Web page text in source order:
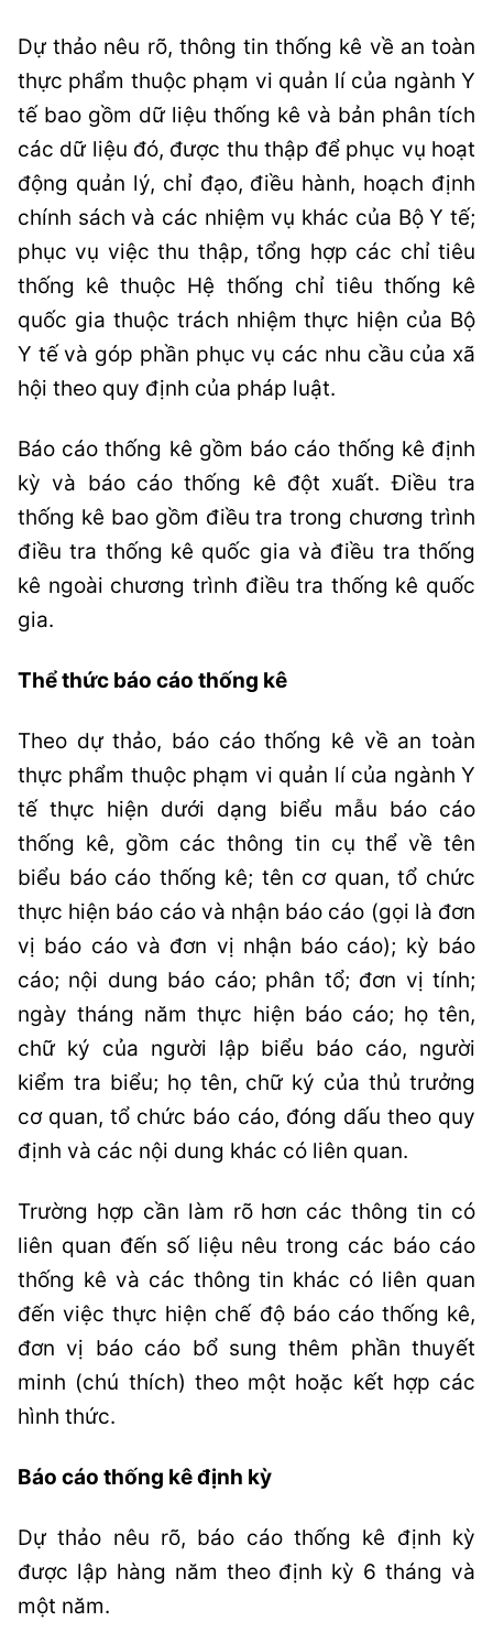
Dự thảo nêu rõ, thông tin thống kê về an toàn
thực phẩm thuộc phạm vi quản lí của ngành Y
tế bao gồm dữ liệu thống kê và bản phân tích
các dữ liệu đó, được thu thập để phục vụ hoạt
động quản lý, chỉ đạo, điều hành, hoạch định
chính sách và các nhiệm vụ khác của Bộ Y tế;
phục vụ việc thu thập, tổng hợp các chỉ tiêu
thống kê thuộc Hệ thống chỉ tiêu thống kê
quốc gia thuộc trách nhiệm thực hiện của Bộ
Y tế và góp phần phục vụ các nhu cầu của xã
hội theo quy định của pháp luật.
Báo cáo thống kê gồm báo cáo thống kê định
kỳ và báo cáo thống kê đột xuất. Điều tra
thống kê bao gồm điều tra trong chương trình
điều tra thống kê quốc gia và điều tra thống
kê ngoài chương trình điều tra thống kê quốc
gia.
Thể thức báo cáo thống kê
Theo dự thảo, báo cáo thống kê về an toàn
thực phẩm thuộc phạm vi quản lí của ngành Y
tế thực hiện dưới dạng biểu mẫu báo cáo
thống kê, gồm các thông tin cụ thể về tên
biểu báo cáo thống kê; tên cơ quan, tổ chức
thực hiện báo cáo và nhận báo cáo (gọi là đơn
vị báo cáo và đơn vị nhận báo cáo); kỳ báo
cáo; nội dung báo cáo; phân tổ; đơn vị tính;
ngày tháng năm thực hiện báo cáo; họ tên,
chữ ký của người lập biểu báo cáo, người
kiểm tra biểu; họ tên, chữ ký của thủ trưởng
cơ quan, tổ chức báo cáo, đóng dấu theo quy
định và các nội dung khác có liên quan.
Trường hợp cần làm rõ hơn các thông tin có
liên quan đến số liệu nêu trong các báo cáo
thống kê và các thông tin khác có liên quan
đến việc thực hiện chế độ báo cáo thống kê,
đơn vị báo cáo bổ sung thêm phần thuyết
minh (chú thích) theo một hoặc kết hợp các
hình thức.
Báo cáo thống kê định kỳ
Dự thảo nêu rõ, báo cáo thống kê định kỳ
được lập hàng năm theo định kỳ 6 tháng và
một năm.